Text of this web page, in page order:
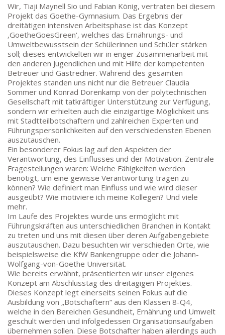
Wir, Tiaji Maynell Sio und Fabian König, vertraten bei diesem
Projekt das Goethe-Gymnasium. Das Ergebnis der
dreitätigen intensiven Arbeitsphase ist das Konzept
‚GoetheGoesGreen‘, welches das Ernährungs- und
Umweltbewusstsein der Schülerinnen und Schüler stärken
soll; dieses entwickelten wir in enger Zusammenarbeit mit
den anderen Jugendlichen und mit Hilfe der kompetenten
Betreuer und Gastredner. Während des gesamten
Projektes standen uns nicht nur die Betreuer Claudia
Sommer und Konrad Dorenkamp von der polytechnischen
Gesellschaft mit tatkräftiger Unterstützung zur Verfügung,
sondern wir erhielten auch die einzigartige Möglichkeit uns
mit Stadtteilbotschaftern und zahlreichen Experten und
Führungspersönlichkeiten auf den verschiedensten Ebenen
auszutauschen.
Ein besonderer Fokus lag auf den Aspekten der
Verantwortung, des Einflusses und der Motivation. Zentrale
Fragestellungen waren: Welche Fähigkeiten werden
benötigt, um eine gewisse Verantwortung tragen zu
können? Wie definiert man Einfluss und wie wird dieser
ausgeübt? Wie motiviere ich meine Kollegen? Und viele
mehr.
Im Laufe des Projektes wurde uns ermöglicht mit
Führungskräften aus unterschiedlichen Branchen in Kontakt
zu treten und uns mit diesen über deren Aufgabengebiete
auszutauschen. Dazu besuchten wir verschieden Orte, wie
beispielsweise die KfW Bankengruppe oder die Johann-
Wolfgang-von-Goethe Universität.
Wie bereits erwähnt, präsentierten wir unser eigenes
Konzept am Abschlusstag des dreitägigen Projektes.
Dieses Konzept legt einerseits seinen Fokus auf die
Ausbildung von „Botschaftern“ aus den Klassen 8-Q4,
welche in den Bereichen Gesundheit, Ernährung und Umwelt
geschult werden und infolgedessen Organisationsaufgaben
übernehmen sollen. Diese Botschafter haben allerdings auch
Goethe-Gymnasium
Friedrich-Ebert-Anlage 22
60325 Frankfurt am Main
IMPRESSUM →
DATENSCHUTZ →
KONTAKT
SEKRETARIAT
Silke Neugebauer, Jonas Lehmann
Mo bis Fr 8:00 – 14:00 Uhr
TEL: 069-212 – 369 44
TEL: 069-212 – 335 25
MAIL:
poststelle.goethe-gymnasium@stadt-frankfurt.de
DEPENDANCE
Beethovenstraße 8-10
60325 Frankfurt am Main